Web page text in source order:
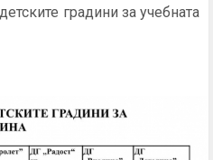
градини за учебната